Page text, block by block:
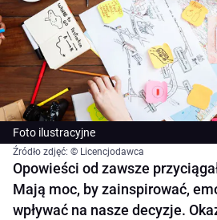
Foto ilustracyjne
Źródło zdjęć: © Licencjodawca
Opowieści od zawsze
Mają moc, by zainspirować,
wpływać na nasze decyzje.